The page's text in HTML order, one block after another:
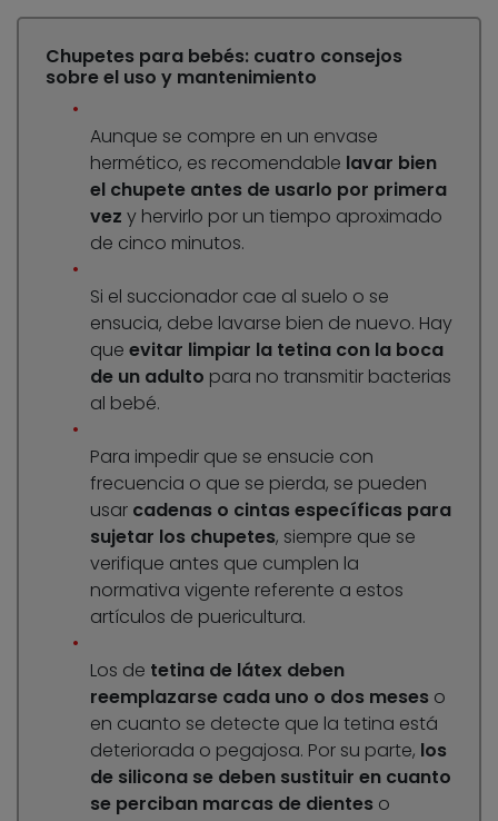
Chupetes para bebés: cuatro consejos
sobre el uso y mantenimiento
Aunque se compre en un envase
hermético, es recomendable lavar bien
el chupete antes de usarlo por primera
vez y hervirlo por un tiempo aproximado
de cinco minutos.
Si el succionador cae al suelo o se
ensucia, debe lavarse bien de nuevo. Hay
que evitar limpiar la tetina con la boca
de un adulto para no transmitir bacterias
al bebé.
Para impedir que se ensucie con
frecuencia o que se pierda, se pueden
usar cadenas o cintas específicas para
sujetar los chupetes, siempre que se
verifique antes que cumplen la
normativa vigente referente a estos
artículos de puericultura.
Los de tetina de látex deben
reemplazarse cada uno o dos meses o
en cuanto se detecte que la tetina está
deteriorada o pegajosa. Por su parte, los
de silicona se deben sustituir en cuanto
se perciban marcas de dientes o